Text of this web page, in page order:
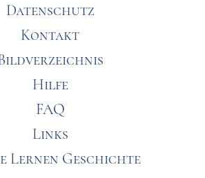
Datenschutz
Kontakt
Hilfe
FAQ
Links
Lernen Geschichte